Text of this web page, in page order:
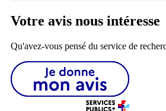
Votre avis nous intéresse
Qu'avez-vous pensé du service de